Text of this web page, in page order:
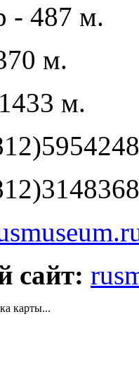
- 487 м.
м.
м.
сайт:
карты...